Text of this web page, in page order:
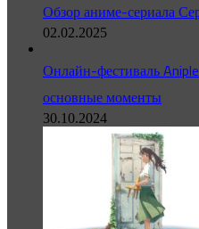
Обзор аниме-сериала
02.02.2025
Онлайн-фестиваль
основные моменты
30.10.2024